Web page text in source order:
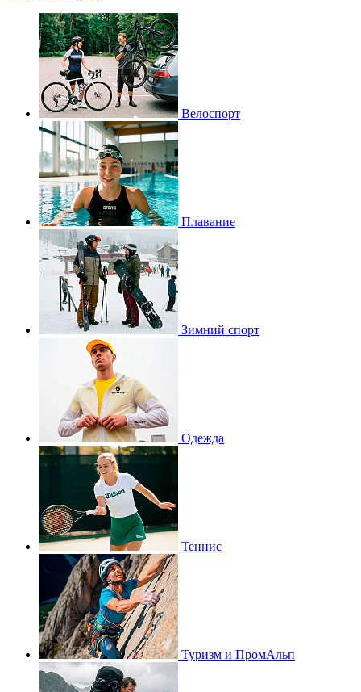
Велоспорт
Плавание
Зимний спорт
Одежда
Теннис
Туризм и ПромАльп